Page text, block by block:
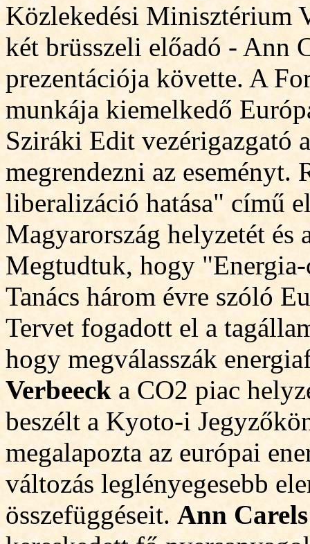
Közlekedési Minisztérium
két brüsszeli előadó - Ann
prezentációja követte. A
munkája kiemelkedő
Sziráki Edit vezérigazgató
megrendezni az eseményt.
liberalizáció hatása" című
Magyarország helyzetét és
Megtudtuk, hogy
Tanács három évre szóló
Tervet fogadott el a
hogy megválasszák
Verbeeck a CO2 piac
beszélt a Kyoto-i
megalapozta az európai
változás leglényegesebb
összefüggéseit. Ann Carels